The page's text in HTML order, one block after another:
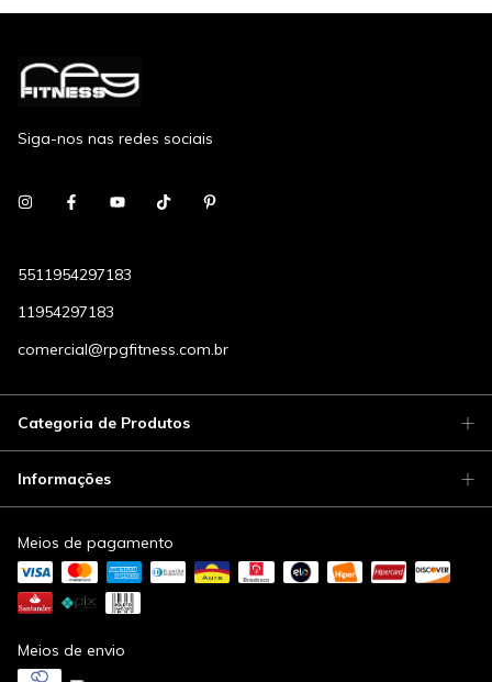
Siga-nos nas redes sociais
5511954297183
11954297183
comercial@rpgfitness.com.br
Categoria de Produtos
Informações
Meios de pagamento
Meios de envio